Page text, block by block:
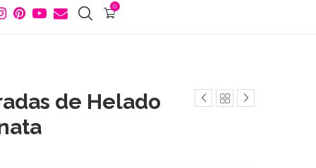
0
de Helado